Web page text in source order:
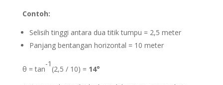
Contoh:
Selisih tinggi antara dua titik tumpu = 2,5 meter
Panjang bentangan horizontal = 10 meter
θ = tan
-1
(2,5 / 10) = 14°